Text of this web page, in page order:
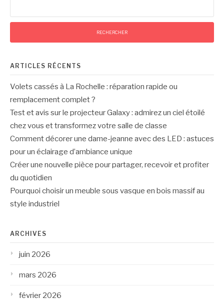
ARTICLES RÉCENTS
Volets cassés à La Rochelle : réparation rapide ou
remplacement complet ?
Test et avis sur le projecteur Galaxy : admirez un ciel étoilé
chez vous et transformez votre salle de classe
Comment décorer une dame-jeanne avec des LED : astuces
pour un éclairage d’ambiance unique
Créer une nouvelle pièce pour partager, recevoir et profiter
du quotidien
Pourquoi choisir un meuble sous vasque en bois massif au
style industriel
ARCHIVES
juin 2026
mars 2026
février 2026